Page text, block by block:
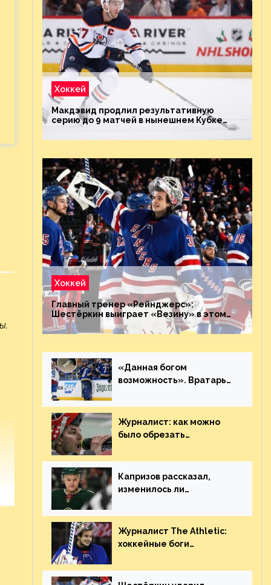
Хоккей
Макдэвид продлил результативную
серию до 9 матчей в нынешнем Кубке
Хоккей
Главный тренер «Рейнджерс»:
Шестёркин выиграет «Везину» в этом
году. Он невероятен
«Данная богом
возможность». Вратарь
о броске бутылкой в
Кадри
Журналист: как можно
было обрезать
Деанджело? Плохая
работа, ESPN
Капризов рассказал,
изменилось ли
из-за ситуации на
Украине
Журналист The Athletic:
хоккейные боги
стабильно великолепную
игру